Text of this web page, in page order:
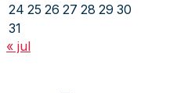
24 25 26 27 28 29 30
31
« jul